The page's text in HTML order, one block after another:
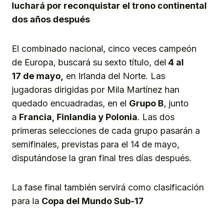
luchará por reconquistar el trono continental
dos años después
El combinado nacional, cinco veces campeón
de Europa, buscará su sexto título, del 4 al
17 de mayo, en Irlanda del Norte. Las
jugadoras dirigidas por Mila Martínez han
quedado encuadradas, en el Grupo B, junto
a Francia, Finlandia y Polonia. Las dos
primeras selecciones de cada grupo pasarán a
semifinales, previstas para el 14 de mayo,
disputándose la gran final tres días después.
La fase final también servirá como clasificación
para la Copa del Mundo Sub-17